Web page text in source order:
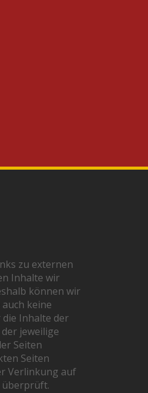
zu externen
Inhalte wir
können wir
keine
die Inhalte der
jeweilige
Seiten
Seiten
Verlinkung auf
überprüft.